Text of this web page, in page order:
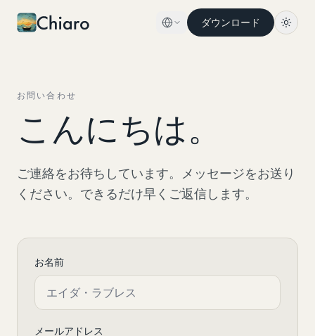
ダウンロード
お問い合わせ
こんにちは。
ご連絡をお待ちしています。メッセージをお送り
ください。できるだけ早くご返信します。
お名前
メールアドレス